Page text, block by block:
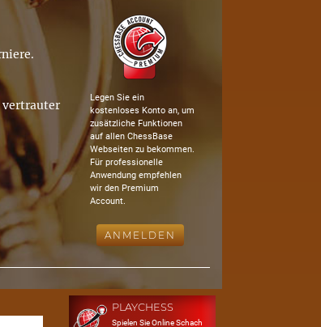
vertrauter
Legen Sie ein
kostenloses Konto an, um
zusätzliche Funktionen
auf allen ChessBase
Webseiten zu bekommen.
Für professionelle
Anwendung empfehlen
wir den Premium
Account.
ANMELDEN
PLAYCHESS
Spielen Sie Online Schach